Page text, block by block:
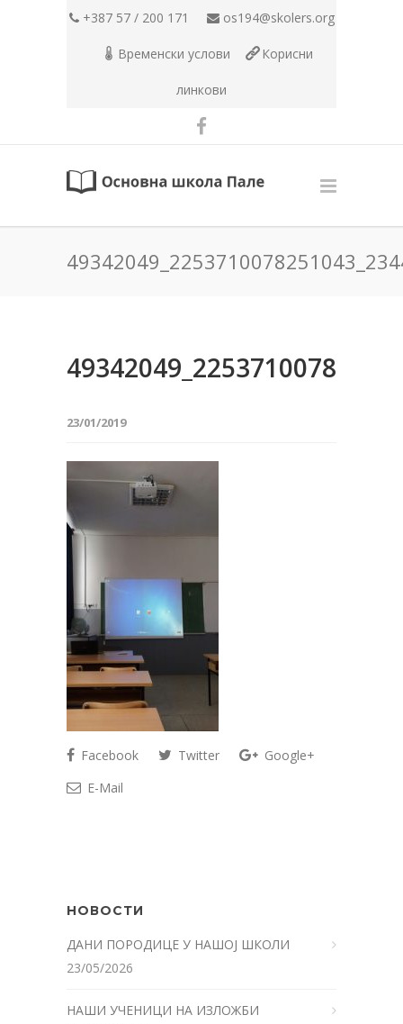
+387 57 / 200 171 os194@skolers.org
Временски услови Корисни
линкови
23/01/2019
Facebook Twitter
Google+
E-Mail
НОВОСТИ
ДАНИ ПОРОДИЦЕ У НАШОЈ ШКОЛИ
23/05/2026
НАШИ УЧЕНИЦИ НА ИЗЛОЖБИ